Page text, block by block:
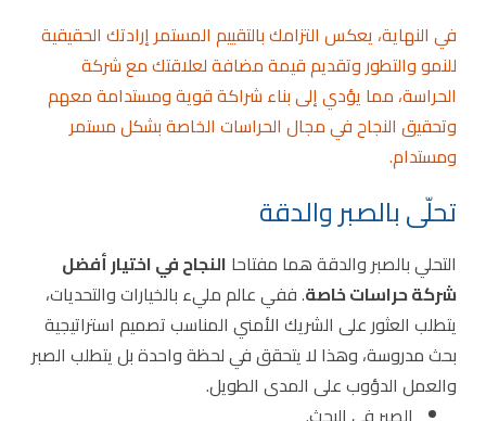
في النهاية، يعكس التزامك بالتقييم المستمر إرادتك الحقيقية
للنمو والتطور وتقديم قيمة مضافة لعلاقتك مع شركة
الحراسة، مما يؤدي إلى بناء شراكة قوية ومستدامة معهم
وتحقيق النجاح في مجال الحراسات الخاصة بشكل مستمر
ومستدام.
تحلّى بالصبر والدقة
التحلي بالصبر والدقة هما مفتاحا النجاح في اختيار أفضل
شركة حراسات خاصة. ففي عالم مليء بالخيارات والتحديات،
يتطلب العثور على الشريك الأمني المناسب تصميم استراتيجية
بحث مدروسة، وهذا لا يتحقق في لحظة واحدة بل يتطلب الصبر
والعمل الدؤوب على المدى الطويل.